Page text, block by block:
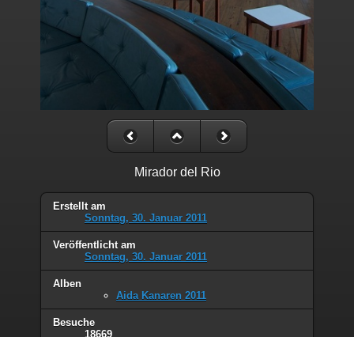
Mirador del Rio
Erstellt am
Sonntag, 30. Januar 2011
Veröffentlicht am
Sonntag, 30. Januar 2011
Alben
Aida Kanaren 2011
Besuche
18669